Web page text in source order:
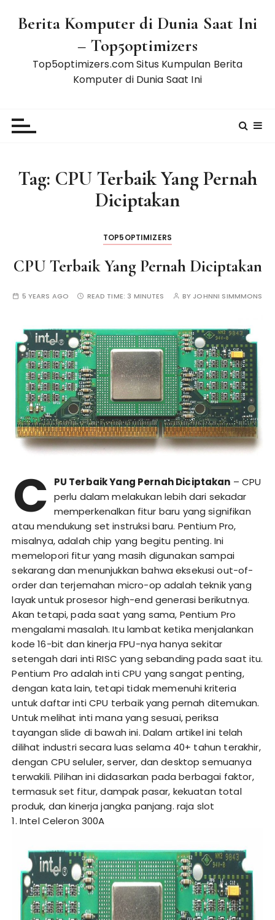
Berita Komputer di Dunia Saat Ini
– Top5optimizers
Top5optimizers.com Situs Kumpulan Berita
Komputer di Dunia Saat Ini
Tag: CPU Terbaik Yang Pernah
Diciptakan
TOP5OPTIMIZERS
CPU Terbaik Yang Pernah Diciptakan
5 YEARS AGO READ TIME: 3 MINUTES BY JOHNNI SIMMMONS
C PU Terbaik Yang Pernah Diciptakan – CPU
perlu dalam melakukan lebih dari sekadar
memperkenalkan fitur baru yang signifikan
atau mendukung set instruksi baru. Pentium Pro,
misalnya, adalah chip yang begitu penting. Ini
memelopori fitur yang masih digunakan sampai
sekarang dan menunjukkan bahwa eksekusi out-of-
order dan terjemahan micro-op adalah teknik yang
layak untuk prosesor high-end generasi berikutnya.
Akan tetapi, pada saat yang sama, Pentium Pro
mengalami masalah. Itu lambat ketika menjalankan
kode 16-bit dan kinerja FPU-nya hanya sekitar
setengah dari inti RISC yang sebanding pada saat itu.
Pentium Pro adalah inti CPU yang sangat penting,
dengan kata lain, tetapi tidak memenuhi kriteria
untuk daftar inti CPU terbaik yang pernah ditemukan.
Untuk melihat inti mana yang sesuai, periksa
tayangan slide di bawah ini. Dalam artikel ini telah
dilihat industri secara luas selama 40+ tahun terakhir,
dengan CPU seluler, server, dan desktop semuanya
terwakili. Pilihan ini didasarkan pada berbagai faktor,
termasuk set fitur, dampak pasar, kekuatan total
produk, dan kinerja jangka panjang. raja slot
1. Intel Celeron 300A